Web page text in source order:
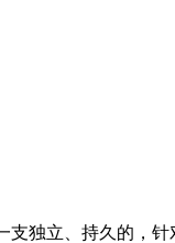
支独立、持久的，